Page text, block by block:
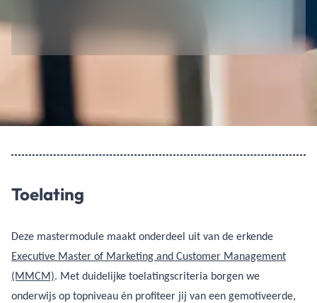
Toelating
Deze mastermodule maakt onderdeel uit van de erkende
Executive Master of Marketing and Customer Management
(MMCM). Met duidelijke toelatingscriteria borgen we
onderwijs op topniveau én profiteer jij van een gemotiveerde,